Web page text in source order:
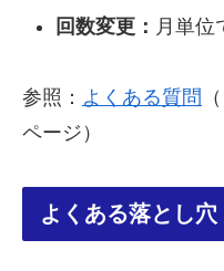
回数変更： 月単位
参照： よくある質問
ページ）
よくある落とし穴